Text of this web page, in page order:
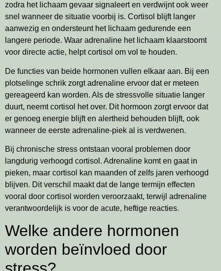
zodra het lichaam gevaar signaleert en verdwijnt ook weer
snel wanneer de situatie voorbij is. Cortisol blijft langer
aanwezig en ondersteunt het lichaam gedurende een
langere periode. Waar adrenaline het lichaam klaarstoomt
voor directe actie, helpt cortisol om vol te houden.
De functies van beide hormonen vullen elkaar aan. Bij een
plotselinge schrik zorgt adrenaline ervoor dat er meteen
gereageerd kan worden. Als de stressvolle situatie langer
duurt, neemt cortisol het over. Dit hormoon zorgt ervoor dat
er genoeg energie blijft en alertheid behouden blijft, ook
wanneer de eerste adrenaline-piek al is verdwenen.
Bij chronische stress ontstaan vooral problemen door
langdurig verhoogd cortisol. Adrenaline komt en gaat in
pieken, maar cortisol kan maanden of zelfs jaren verhoogd
blijven. Dit verschil maakt dat de lange termijn effecten
vooral door cortisol worden veroorzaakt, terwijl adrenaline
verantwoordelijk is voor de acute, heftige reacties.
Welke andere hormonen
worden beïnvloed door